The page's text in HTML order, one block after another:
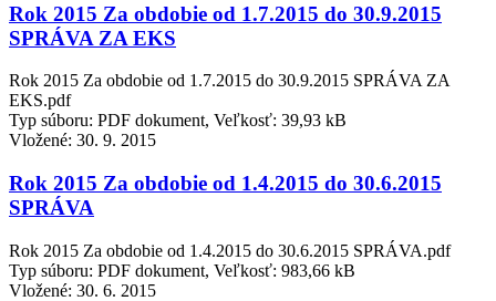
Rok 2015 Za obdobie od 1.7.2015 do 30.9.2015
SPRÁVA ZA EKS
Rok 2015 Za obdobie od 1.7.2015 do 30.9.2015 SPRÁVA ZA
EKS.pdf
Typ súboru: PDF dokument, Veľkosť: 39,93 kB
Vložené: 30. 9. 2015
Rok 2015 Za obdobie od 1.4.2015 do 30.6.2015
SPRÁVA
Rok 2015 Za obdobie od 1.4.2015 do 30.6.2015 SPRÁVA.pdf
Typ súboru: PDF dokument, Veľkosť: 983,66 kB
Vložené: 30. 6. 2015